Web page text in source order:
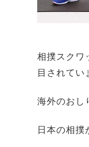
相撲スクワ
目されてい
海外のおし
日本の相撲